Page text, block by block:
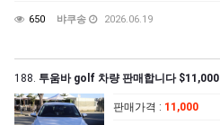
650 뱌쿠송 2026.06.19
188. 투움바 golf 차량 판매합니다 $11,000
판매가격 : 11,000